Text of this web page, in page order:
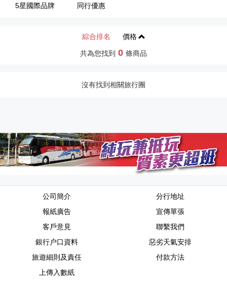
5星國際品牌
同行優惠
綜合排名 價格
共為您找到 0 條商品
沒有找到相關旅行團
公司簡介
分行地址
報紙廣告
宣傳單張
客戶意見
聯繫我們
銀行户口資料
惡劣天氣安排
旅遊細則及責任
付款方法
上傳入數紙